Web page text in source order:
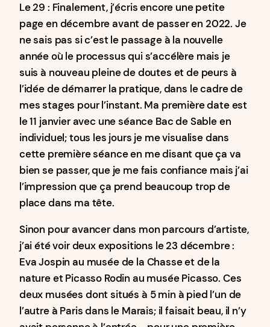
Le 29 : Finalement, j’écris encore une petite
page en décembre avant de passer en 2022. Je
ne sais pas si c’est le passage à la nouvelle
année où le processus qui s’accélère mais je
suis à nouveau pleine de doutes et de peurs à
l’idée de démarrer la pratique, dans le cadre de
mes stages pour l’instant. Ma première date est
le 11 janvier avec une séance Bac de Sable en
individuel; tous les jours je me visualise dans
cette première séance en me disant que ça va
bien se passer, que je me fais confiance mais j’ai
l’impression que ça prend beaucoup trop de
place dans ma tête.
Sinon pour avancer dans mon parcours d’artiste,
j’ai été voir deux expositions le 23 décembre :
Eva Jospin au musée de la Chasse et de la
nature et Picasso Rodin au musée Picasso. Ces
deux musées dont situés à 5 min à pied l’un de
l’autre à Paris dans le Marais; il faisait beau, il n’y